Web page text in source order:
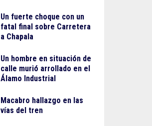
Un fuerte choque con un
fatal final sobre Carretera
a Chapala
Un hombre en situación de
calle murió arrollado en el
Álamo Industrial
Macabro hallazgo en las
vías del tren